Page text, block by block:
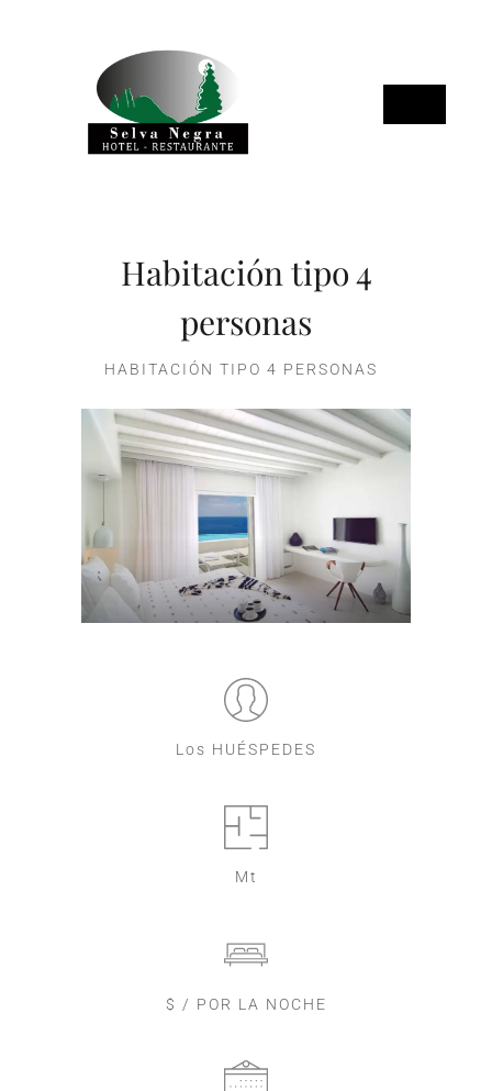
Habitación tipo 4
personas
HABITACIÓN TIPO 4 PERSONAS
Los HUÉSPEDES
Mt
$ / POR LA NOCHE